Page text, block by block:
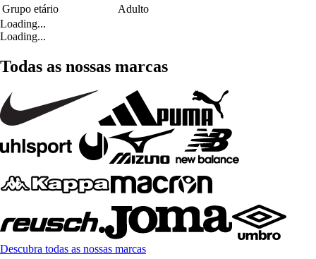
Grupo etário
Adulto
Loading...
Loading...
Todas as nossas marcas
Descubra todas as nossas marcas